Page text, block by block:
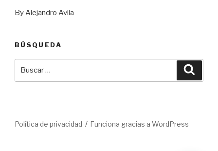
By Alejandro Avila
BÚSQUEDA
Política de privacidad Funciona gracias a WordPress